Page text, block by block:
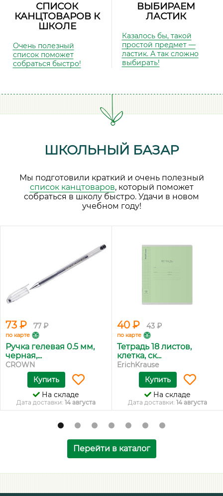
СПИСОК
КАНЦТОВАРОВ К
ШКОЛЕ
Очень полезный
список поможет
собраться быстро!
ВЫБИРАЕМ
ЛАСТИК
Казалось бы, такой
простой предмет —
ластик. А так сложно
выбирать!
ШКОЛЬНЫЙ БАЗАР
Мы подготовили краткий и очень полезный
список канцтоваров, который поможет
собраться в школу быстро. Удачи в новом
учебном году!
73 ₽ 77 ₽
по карте
Ручка гелевая 0.5 мм,
черная,...
CROWN
Купить
На складе
Дата доставки: 14 августа
40 ₽ 43 ₽
по карте
Тетрадь 18 листов,
клетка, ск...
ErichKrause
Купить
На складе
Дата доставки: 14 августа
Перейти в каталог